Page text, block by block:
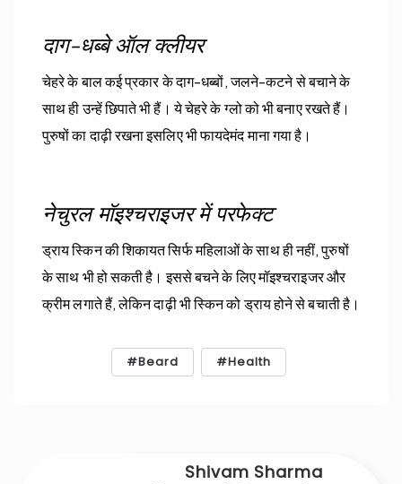
दाग-धब्बे ऑल क्लीयर
चेहरे के बाल कई प्रकार के दाग-धब्बों, जलने-कटने से बचाने के
साथ ही उन्हें छिपाते भी हैं। ये चेहरे के ग्लो को भी बनाए रखते हैं।
पुरुषों का दाढ़ी रखना इसलिए भी फायदेमंद माना गया है।
नेचुरल मॉइश्चराइजर में परफेक्ट
ड्राय स्किन की शिकायत सिर्फ महिलाओं के साथ ही नहीं, पुरुषों
के साथ भी हो सकती है। इससे बचने के लिए मॉइश्चराइजर और
क्रीम लगाते हैं, लेकिन दाढ़ी भी स्किन को ड्राय होने से बचाती है।
Beard Health
Shivam Sharma